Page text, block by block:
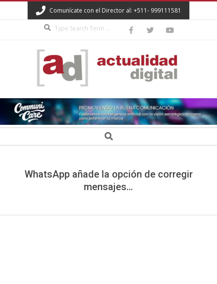
to
Comunícate con el Director al: +511- 999111581
ACTUALIDAD
DIGITAL Search
WhatsApp añade la opción de corregir
mensajes…